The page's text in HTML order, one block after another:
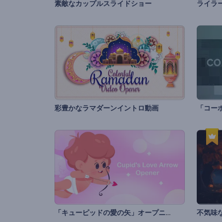
素敵なカップルスライドショー
彩豊かなラマダーンイントロ動画
「キューピッドの愛の矢」オープニング動画